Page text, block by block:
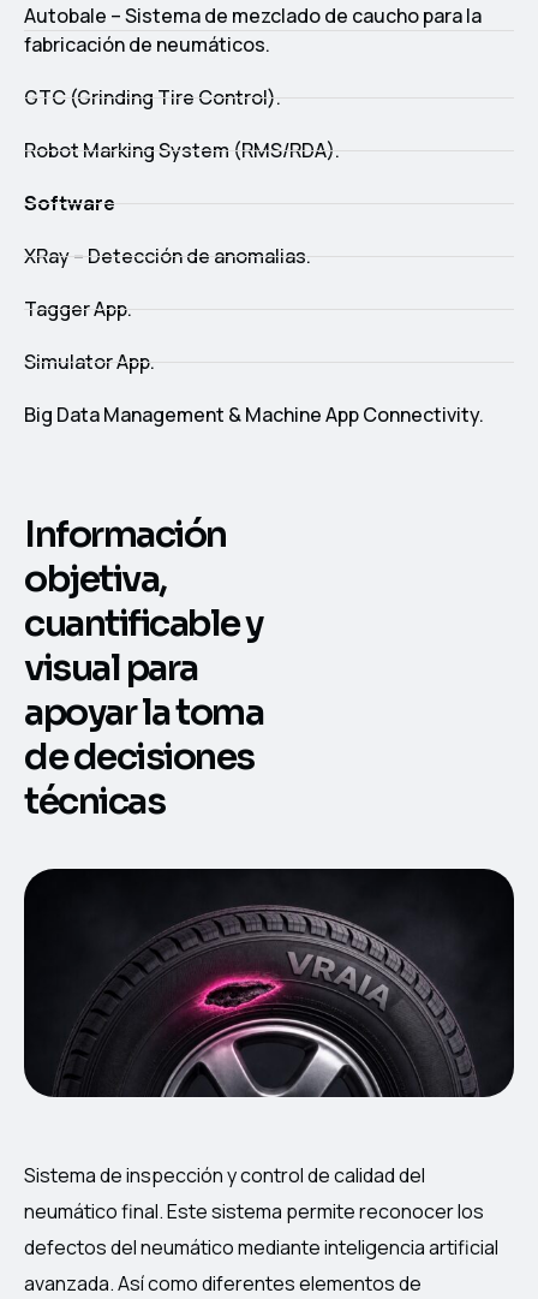
Autobale – Sistema de mezclado de caucho para la
fabricación de neumáticos.
GTC (Grinding Tire Control).
Robot Marking System (RMS/RDA).
Software
XRay – Detección de anomalias.
Tagger App.
Simulator App.
Big Data Management & Machine App Connectivity.
Información
objetiva,
cuantificable y
visualpara
apoyar la toma
de decisiones
técnicas
Sistema de inspección y control de calidad del
neumático final. Este sistema permite reconocer los
defectos del neumático mediante inteligencia artificial
avanzada. Así como diferentes elementos de